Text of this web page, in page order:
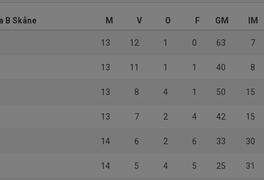
B Skåne M V O F GM IM
13 12 1 0 63 7
13 11 1 1 40 8
13 8 4 1 50 15
13 7 2 4 42 15
14 6 2 6 33 30
14 5 4 5 25 31